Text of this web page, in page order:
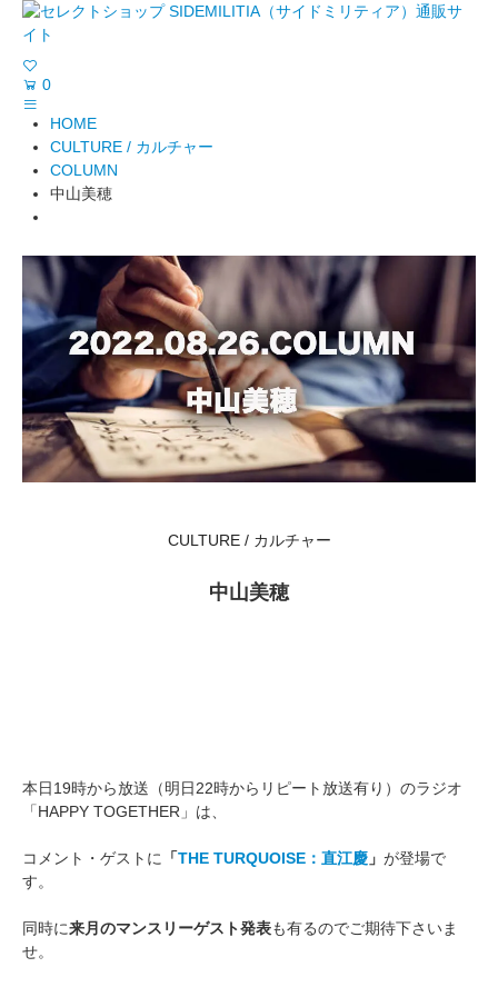
0
HOME
CULTURE / カルチャー
COLUMN
中山美穂
CULTURE / カルチャー
中山美穂
本日19時から放送（明日22時からリピート放送有り）のラジオ
「HAPPY TOGETHER」は、
コメント・ゲストに 「THE TURQUOISE：直江慶 」 が登場で
す。
同時に来月のマンスリーゲスト発表も有るのでご期待下さいま
せ。